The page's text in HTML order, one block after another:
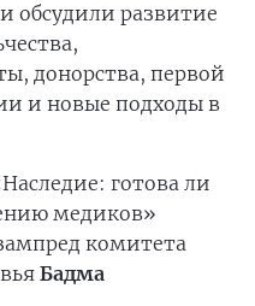
обсудили развитие
донорства, первой
и новые подходы в
готова ли
медиков»
комитета
Бадма